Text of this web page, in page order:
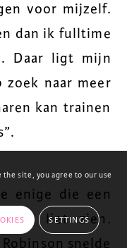
voor mijzelf.
dan ik fulltime
Daar ligt mijn
naar meer
kan trainen
enige die een
liet zien.
snelde
site, you agree to our use
SETTINGS